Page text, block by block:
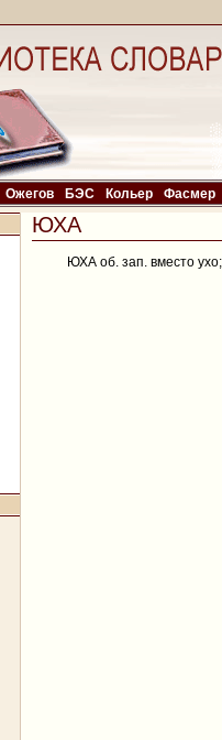
Ожегов БЭС Кольер Фасмер
ЮХА
ЮХА об. зап. вместо